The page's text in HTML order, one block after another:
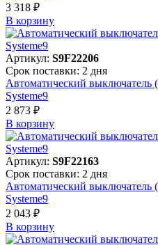
3 318 ₽
В корзинy
Артикул: S9F22206
Срок поставки: 2 дня
Автоматический
Systeme9
2 873 ₽
В корзинy
Артикул: S9F22163
Срок поставки: 2 дня
Автоматический
Systeme9
2 043 ₽
В корзинy